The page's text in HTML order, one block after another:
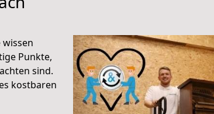
Punkte,
sind.
kostbaren